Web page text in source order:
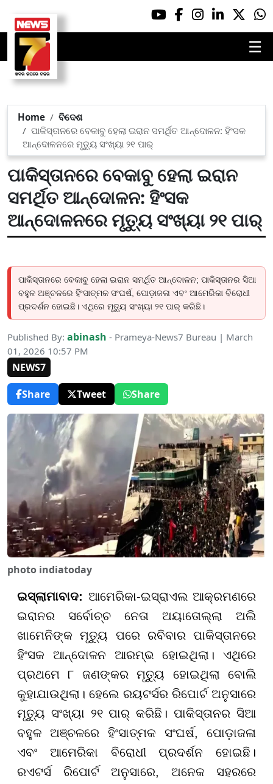
☰
Home
ବିଦେଶ
ପାକିସ୍ତାନରେ ବେକାବୁ ହେଲା ଇରାନ ସମର୍ଥିତ ଆନ୍ଦୋଳନ: ହିଂସକ
ଆନ୍ଦୋଳନରେ ମୃତ୍ୟୁ ସଂଖ୍ୟା ୨୧ ପାର୍
ପାକିସ୍ତାନରେ ବେକାବୁ ହେଲା ଇରାନ
ସମର୍ଥିତ ଆନ୍ଦୋଳନ: ହିଂସକ
ଆନ୍ଦୋଳନରେ ମୃତ୍ୟୁ ସଂଖ୍ୟା ୨୧ ପାର୍
ପାକିସ୍ତାନରେ ବେକାବୁ ହେଲା ଇରାନ ସମର୍ଥିତ ଆନ୍ଦୋଳନ; ପାକିସ୍ତାନର ସିଆ
ବହୁଳ ଅଞ୍ଚଳରେ ହିଂସାତ୍ମକ ସଂଘର୍ଷ, ପୋଡ଼ାଜଳା ଏବଂ ଆମେରିକା ବିରୋଧୀ
ପ୍ରଦର୍ଶନ ହୋଇଛି। ଏଥିରେ ମୃତ୍ୟୁ ସଂଖ୍ୟା ୨୧ ପାର୍ କରିଛି।
Published By: abinash - Prameya-News7 Bureau | March
01, 2026 10:57 PM
NEWS7
Share
Tweet Share
photo indiatoday
ଇସ୍ଲାମାବାଦ: ଆମେରିକା-ଇସ୍ରାଏଲ ଆକ୍ରମଣରେ
ଇରାନର ସର୍ବୋଚ୍ଚ ନେତା ଅୟାତୋଲ୍ଲା ଅଲି
ଖାମେନିଙ୍କ ମୃତ୍ୟୁ ପରେ ରବିବାର ପାକିସ୍ତାନରେ
ହିଂସକ ଆନ୍ଦୋଳନ ଆରମ୍ଭ ହୋଇଥିଲା। ଏଥିରେ
ପ୍ରଥମେ ୮ ଜଣଙ୍କର ମୃତ୍ୟୁ ହୋଇଥିଲା ବୋଲି
କୁହାଯାଉଥିଲା। ହେଲେ ରୟଟର୍ସର ରିପୋର୍ଟ ଅନୁସାରେ
ମୃତ୍ୟୁ ସଂଖ୍ୟା ୨୧ ପାର୍ କରିଛି। ପାକିସ୍ତାନର ସିଆ
ବହୁଳ ଅଞ୍ଚଳରେ ହିଂସାତ୍ମକ ସଂଘର୍ଷ, ପୋଡ଼ାଜଳା
ଏବଂ ଆମେରିକା ବିରୋଧୀ ପ୍ରଦର୍ଶନ ହୋଇଛି।
ରଏଟର୍ସ ରିପୋର୍ଟ ଅନୁସାରେ, ଅନେକ ସହରରେ